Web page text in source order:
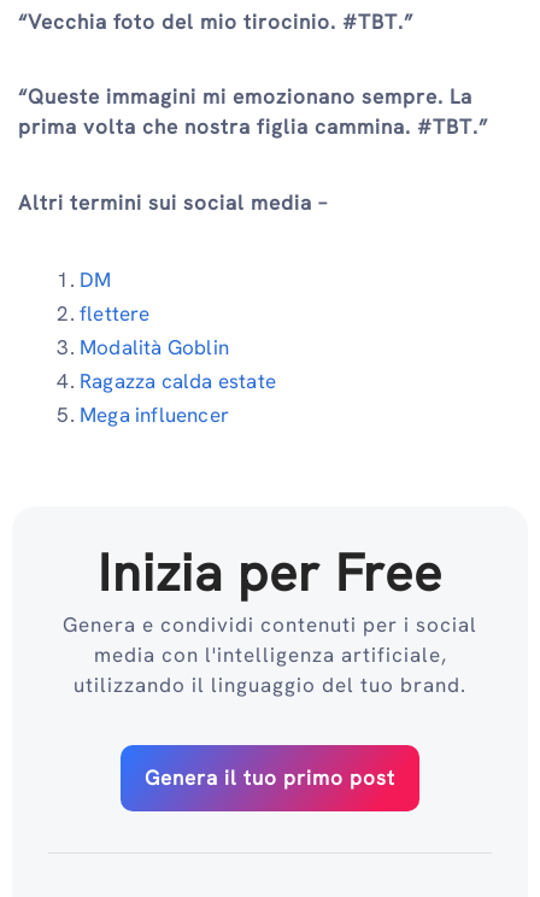
“Vecchia foto del mio tirocinio. #TBT.”
“Queste immagini mi emozionano sempre. La
prima volta che nostra figlia cammina. #TBT.”
Altri termini sui social media –
DM
flettere
Modalità Goblin
Ragazza calda estate
Mega influencer
Inizia per Free
Genera e condividi contenuti per i social
media con l'intelligenza artificiale,
utilizzando il linguaggio del tuo brand.
Genera il tuo primo post